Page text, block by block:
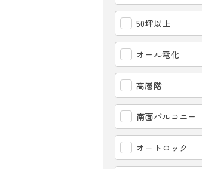
50坪以上
オール電化
高層階
南面バルコニー
オートロック